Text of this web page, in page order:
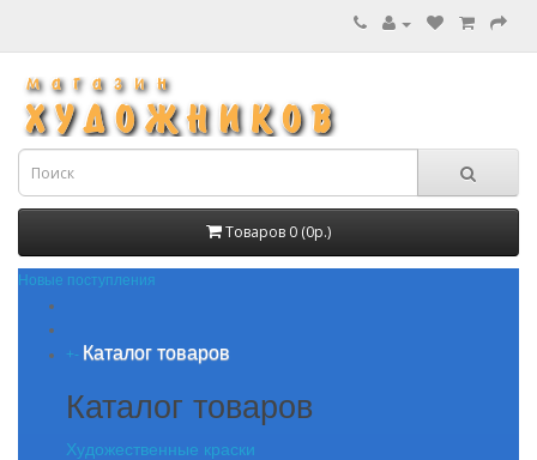
Товаров 0 (0р.)
Новые поступления
+- Каталог товаров
Каталог товаров
Художественные краски